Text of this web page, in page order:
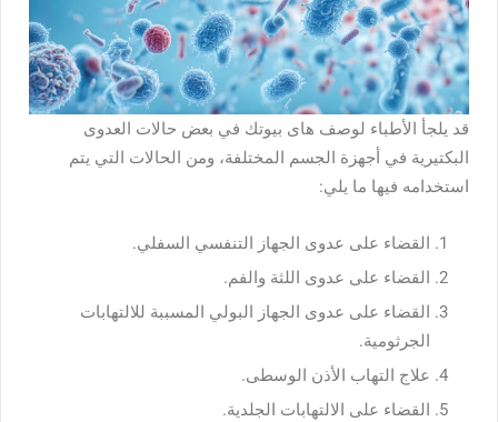
قد يلجأ الأطباء لوصف هاى بيوتك في بعض حالات العدوى
البكتيرية في أجهزة الجسم المختلفة، ومن الحالات التي يتم
استخدامه فيها ما يلي:
القضاء على عدوى الجهاز التنفسي السفلي.
القضاء على عدوى اللثة والفم.
القضاء على عدوى الجهاز البولي المسببة للالتهابات
الجرثومية.
علاج التهاب الأذن الوسطى.
القضاء على الالتهابات الجلدية.